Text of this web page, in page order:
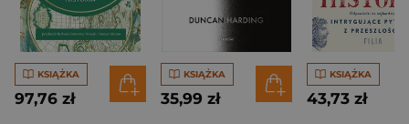
KSIĄŻKA
97,76 zł
KSIĄŻKA
35,99 zł
KSIĄŻKA
43,73 zł